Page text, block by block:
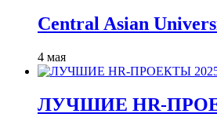
Central Asian
4 мая
ЛУЧШИЕ HR-